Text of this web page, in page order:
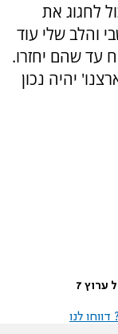
לחגוג את
והלב שלי עוד
עד שהם יחזרו.
יהיה נכון
7
לנו